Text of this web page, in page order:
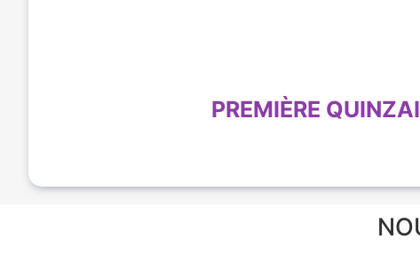
PREMIÈRE